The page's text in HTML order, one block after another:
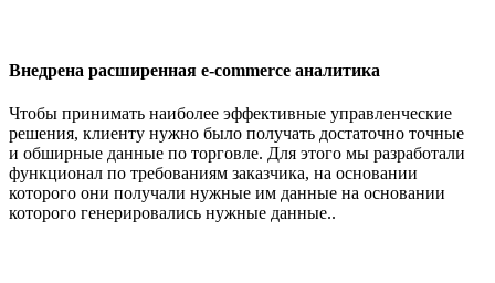
Внедрена расширенная e-commerce аналитика
Чтобы принимать наиболее эффективные управленческие
решения, клиенту нужно было получать достаточно точные
и обширные данные по торговле. Для этого мы разработали
функционал по требованиям заказчика, на основании
которого они получали нужные им данные на основании
которого генерировались нужные данные..